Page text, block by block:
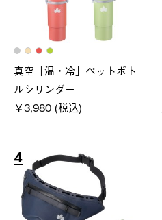
真空「温・冷」ペットボト
ルシリンダー
￥3,980 (税込)
4